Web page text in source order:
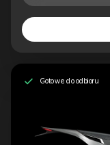
Gotowe do odbioru